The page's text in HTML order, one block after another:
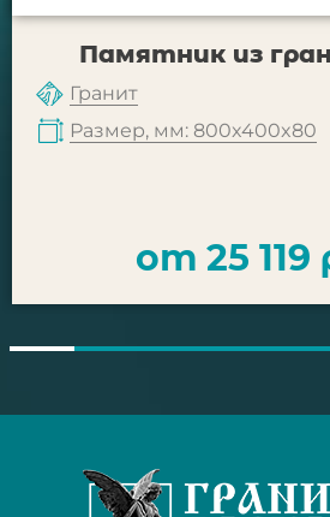
Памятник из
Гранит
Размер, мм: 800x400x80
от 25 119